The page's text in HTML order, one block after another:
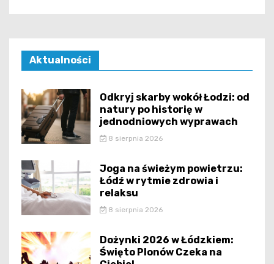
Aktualności
Odkryj skarby wokół Łodzi: od
natury po historię w
jednodniowych wyprawach
8 sierpnia 2026
Joga na świeżym powietrzu:
Łódź w rytmie zdrowia i
relaksu
8 sierpnia 2026
Dożynki 2026 w Łódzkiem:
Święto Plonów Czeka na